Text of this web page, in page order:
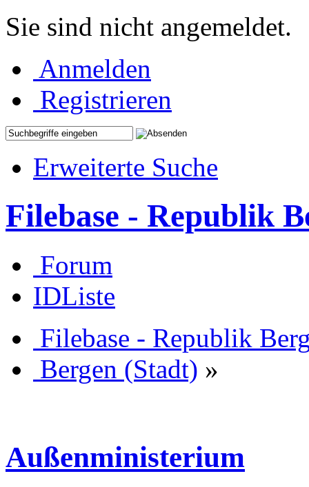
Sie sind nicht angemeldet.
Anmelden
Registrieren
Erweiterte Suche
Filebase - Republik
Forum
IDListe
Filebase - Republik
Bergen (Stadt) »
Außenministerium